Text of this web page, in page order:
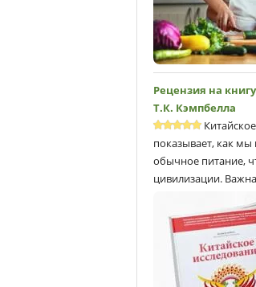
Рецензия на
Т.К. Кэмпбеллa
показывает, как
обычное питание,
цивилизации.